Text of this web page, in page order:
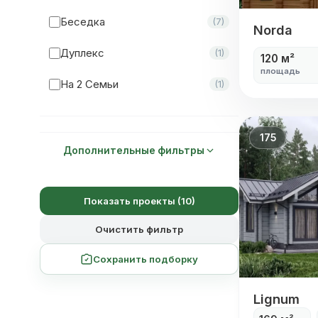
Беседка (7)
Дуплекс (1)
На 2 Семьи (1)
Дополнительные фильтры
Показать проекты (10)
Очистить фильтр
Сохранить подборку
Проект
Norda
120 м²
площадь
175
Lignum